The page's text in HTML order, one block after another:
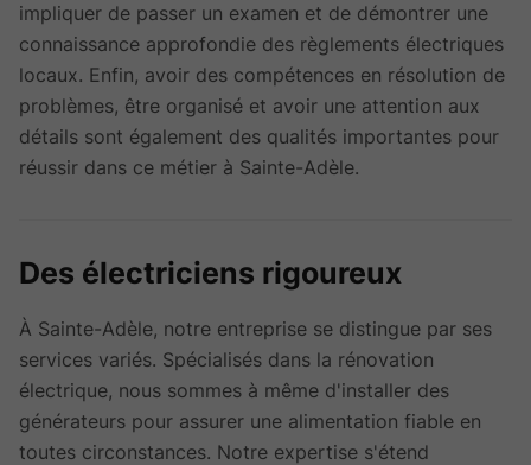
impliquer de passer un examen et de démontrer une
connaissance approfondie des règlements électriques
locaux. Enfin, avoir des compétences en résolution de
problèmes, être organisé et avoir une attention aux
détails sont également des qualités importantes pour
réussir dans ce métier à Sainte-Adèle.
Des électriciens rigoureux
À Sainte-Adèle, notre entreprise se distingue par ses
services variés. Spécialisés dans la rénovation
électrique, nous sommes à même d'installer des
générateurs pour assurer une alimentation fiable en
toutes circonstances. Notre expertise s'étend